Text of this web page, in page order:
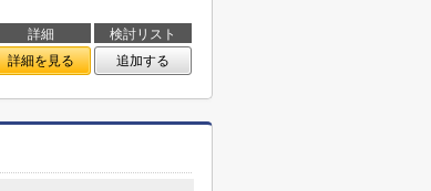
詳細
検討リスト
詳細を見る 追加する